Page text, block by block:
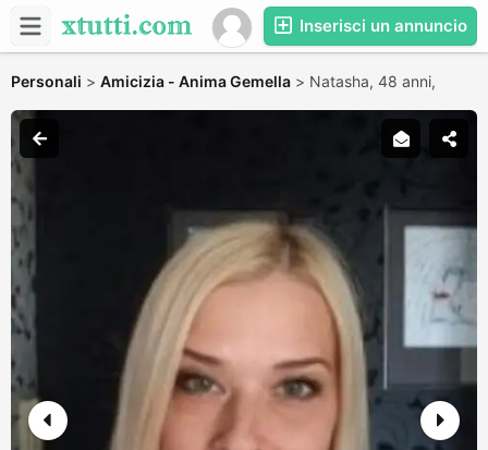
Inserisci un annuncio
Personali > Amicizia - Anima Gemella > Natasha, 48 anni,